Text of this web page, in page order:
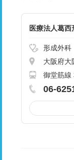
医療法人葛西
形成外科
大阪府大
御堂筋線
06-